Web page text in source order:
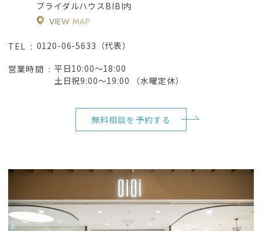
ブライダルハウスBIBI内
VIEW MAP
TEL
0120-06-5633（代表）
営業時間
平日10:00～18:00
土日祝9:00～19:00 （水曜定休）
無料相談を予約する